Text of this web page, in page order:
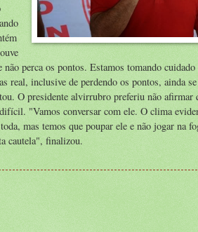
perca os pontos. Estamos tomando cuidado
real, inclusive de perdendo os pontos, ainda
O presidente alvirrubro preferiu não afirmar
"Vamos conversar com ele. O clima
mas temos que poupar ele e não jogar na
cautela", finalizou.